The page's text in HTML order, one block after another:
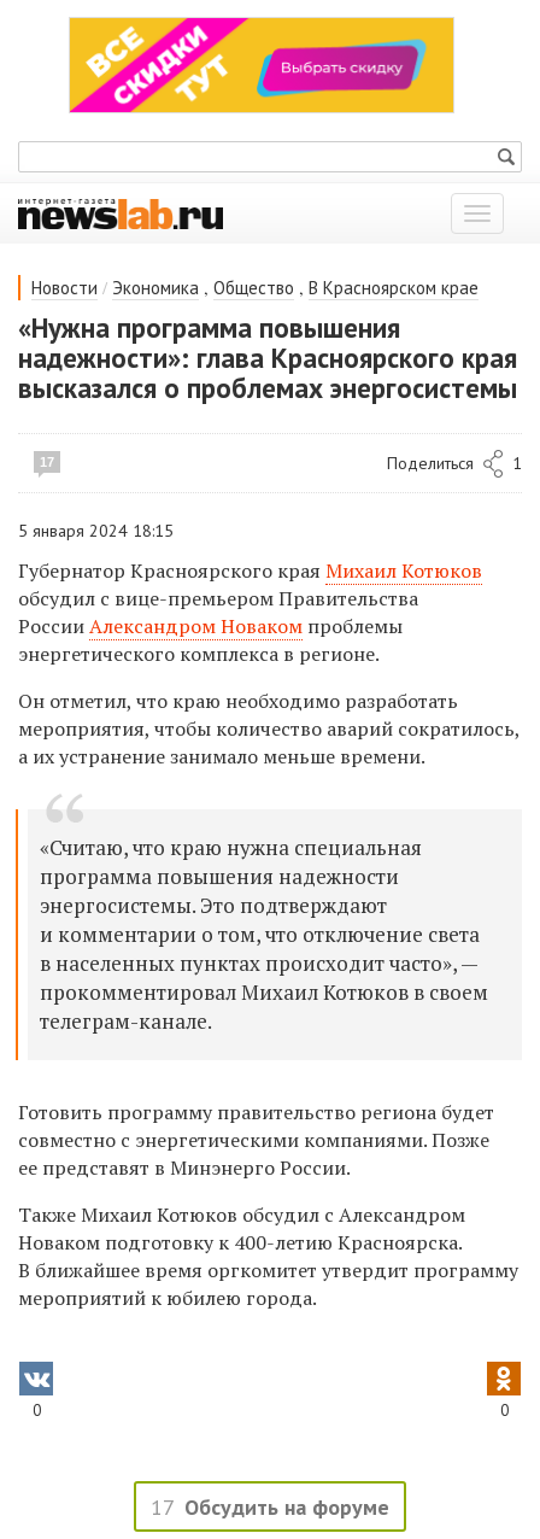
Показать
меню
Новости / Экономика , Общество , В Красноярском крае
«Нужна программа повышения
надежности»: глава Красноярского края
высказался о проблемах энергосистемы
17 Поделиться 1
5 января 2024 18:15
Губернатор Красноярского края Михаил Котюков
обсудил с вице-премьером Правительства
РоссииАлександром Новаком проблемы
энергетического комплекса в регионе.
Он отметил, что краю необходимо разработать
мероприятия, чтобы количество аварий сократилось,
а их устранение занимало меньше времени.
«Считаю, что краю нужна специальная
программа повышения надежности
энергосистемы. Это подтверждают
и комментарии о том, что отключение света
в населенных пунктах происходит часто», —
прокомментировал Михаил Котюков в своем
телеграм-канале.
Готовить программу правительство региона будет
совместно с энергетическими компаниями. Позже
ее представят в Минэнерго России.
Также Михаил Котюков обсудил с Александром
Новаком подготовку к 400-летию Красноярска.
В ближайшее время оргкомитет утвердит программу
мероприятий к юбилею города.
0 0
17 Обсудить на форуме